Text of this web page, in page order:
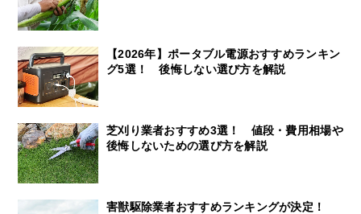
【2026年】ポータブル電源おすすめランキン
グ5選！ 後悔しない選び方を解説
芝刈り業者おすすめ3選！ 値段・費用相場や
後悔しないための選び方を解説
害獣駆除業者おすすめランキングが決定！